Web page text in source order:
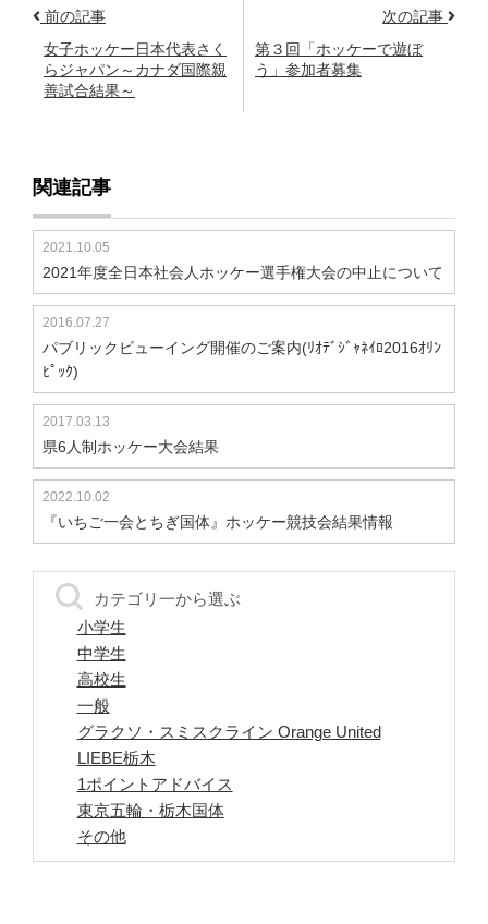
前の記事
女子ホッケー日本代表さく
らジャパン～カナダ国際親
善試合結果～
次の記事
第３回「ホッケーで遊ぼ
う」参加者募集
関連記事
2021.10.05
2021年度全日本社会人ホッケー選手権大会の中止について
2016.07.27
パブリックビューイング開催のご案内(ﾘｵﾃﾞｼﾞｬﾈｲﾛ2016ｵﾘﾝ
ﾋﾟｯｸ)
2017.03.13
県6人制ホッケー大会結果
2022.10.02
『いちご一会とちぎ国体』ホッケー競技会結果情報
カテゴリ一から選ぶ
小学生
中学生
高校生
一般
グラクソ・スミスクライン Orange United
LIEBE栃木
1ポイントアドバイス
東京五輪・栃木国体
その他